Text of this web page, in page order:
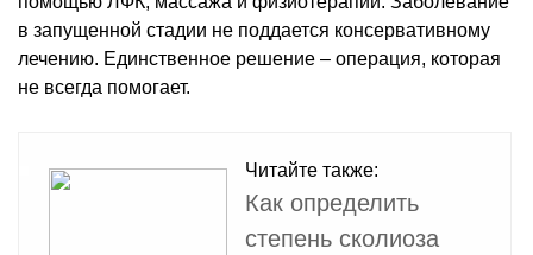
в запущенной стадии не поддается консервативному
лечению. Единственное решение – операция, которая
не всегда помогает.
Читайте также:
Как определить
степень сколиоза